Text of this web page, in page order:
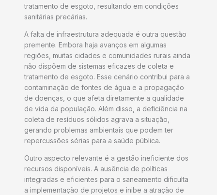
tratamento de esgoto, resultando em condições
sanitárias precárias.
A falta de infraestrutura adequada é outra questão
premente. Embora haja avanços em algumas
regiões, muitas cidades e comunidades rurais ainda
não dispõem de sistemas eficazes de coleta e
tratamento de esgoto. Esse cenário contribui para a
contaminação de fontes de água e a propagação
de doenças, o que afeta diretamente a qualidade
de vida da população. Além disso, a deficiência na
coleta de resíduos sólidos agrava a situação,
gerando problemas ambientais que podem ter
repercussões sérias para a saúde pública.
Outro aspecto relevante é a gestão ineficiente dos
recursos disponíveis. A ausência de políticas
integradas e eficientes para o saneamento dificulta
a implementação de projetos e inibe a atração de